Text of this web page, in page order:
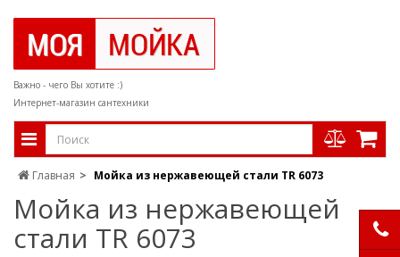
Важно - чего Вы хотите :)
Интернет-магазин сантехники
Главная Мойка из нержавеющей стали TR 6073
Мойка из нержавеющей
стали TR 6073